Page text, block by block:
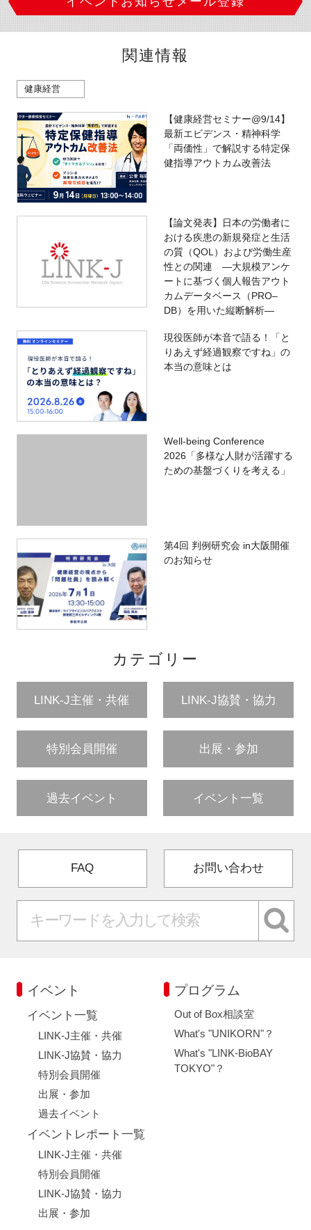
関連情報
健康経営
【健康経営セミナー@9/14】
最新エビデンス・精神科学
「両価性」で解説する特定保
健指導アウトカム改善法
【論文発表】日本の労働者に
おける疾患の新規発症と生活
の質（QOL）および労働生産
性との関連 ―大規模アンケ
ートに基づく個人報告アウト
カムデータベース（PRO‒
DB）を用いた縦断解析―
現役医師が本音で語る！「と
りあえず経過観察ですね」の
本当の意味とは
Well-being Conference
2026「多様な人財が活躍する
ための基盤づくりを考える」
第4回 判例研究会 in大阪開催
のお知らせ
カテゴリー
LINK-J主催・共催 LINK-J協賛・協力
特別会員開催 出展・参加
過去イベント イベント一覧
FAQ お問い合わせ
イベント
イベント一覧
LINK-J主催・共催
LINK-J協賛・協力
特別会員開催
出展・参加
過去イベント
イベントレポート一覧
LINK-J主催・共催
特別会員開催
LINK-J協賛・協力
出展・参加
プログラム
Out of Box相談室
What's "UNIKORN"？
What's "LINK-BioBAY
TOKYO"？